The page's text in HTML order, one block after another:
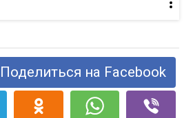
Поделиться на Facebook